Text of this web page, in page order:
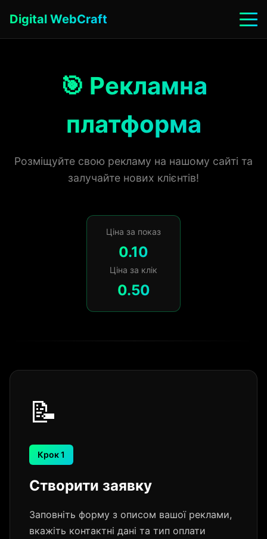
Digital WebCraft
🎯 Рекламна
платформа
Розміщуйте свою рекламу на нашому сайті та
залучайте нових клієнтів!
Ціна за показ
0.10
Ціна за клік
0.50
📝
Крок 1
Створити заявку
Заповніть форму з описом вашої реклами,
вкажіть контактні дані та тип оплати